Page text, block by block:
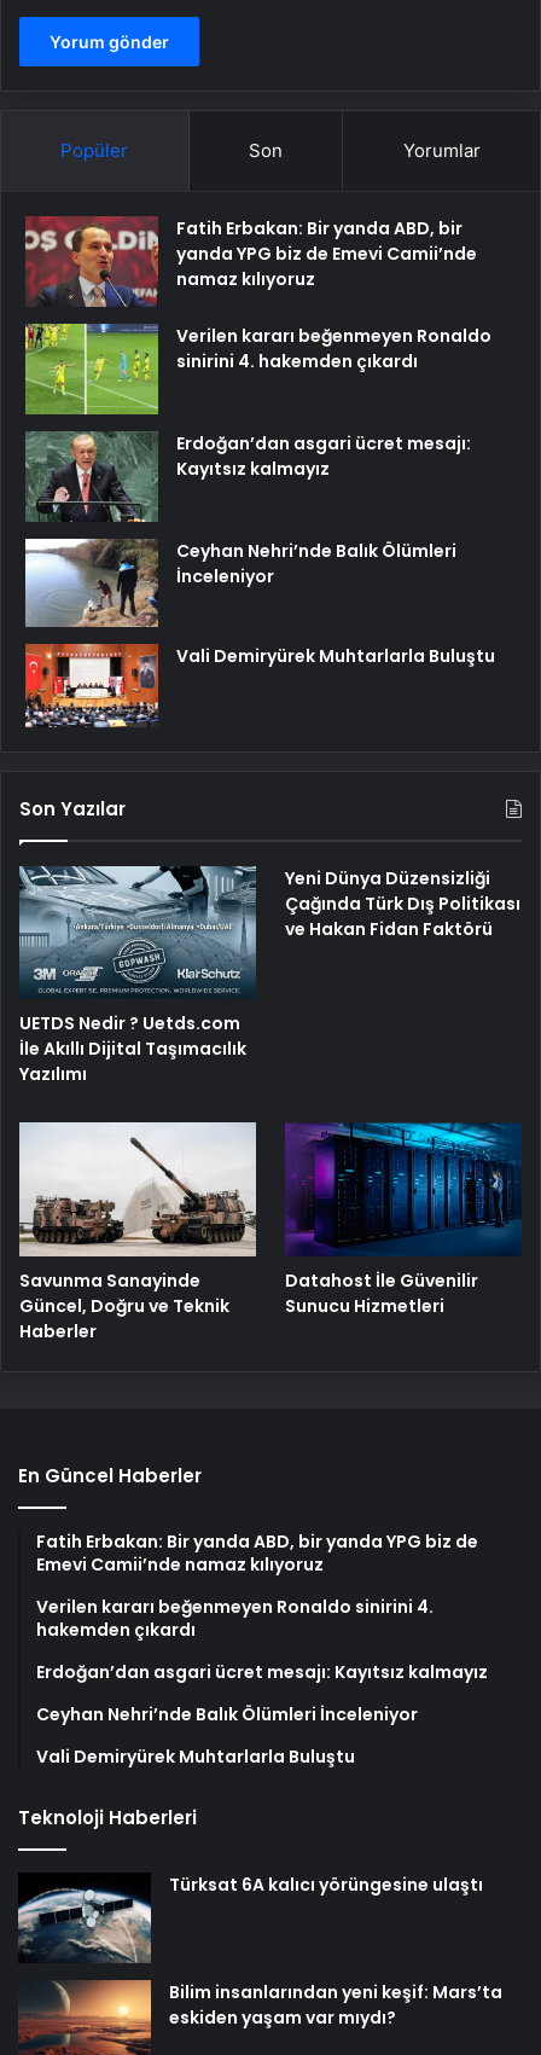
Popüler Son Yorumlar
Fatih Erbakan: Bir yanda ABD, bir
yanda YPG biz de Emevi Camii’nde
namaz kılıyoruz
Verilen kararı beğenmeyen Ronaldo
sinirini 4. hakemden çıkardı
Erdoğan’dan asgari ücret mesajı:
Kayıtsız kalmayız
Ceyhan Nehri’nde Balık Ölümleri
İnceleniyor
Vali Demiryürek Muhtarlarla Buluştu
Son Yazılar
UETDS Nedir ? Uetds.com
İle Akıllı Dijital Taşımacılık
Yazılımı
Yeni Dünya Düzensizliği
Çağında Türk Dış Politikası
ve Hakan Fidan Faktörü
Savunma Sanayinde
Güncel, Doğru ve Teknik
Haberler
Datahost İle Güvenilir
Sunucu Hizmetleri
En Güncel Haberler
Fatih Erbakan: Bir yanda ABD, bir yanda YPG biz de
Emevi Camii’nde namaz kılıyoruz
Verilen kararı beğenmeyen Ronaldo sinirini 4.
hakemden çıkardı
Erdoğan’dan asgari ücret mesajı: Kayıtsız kalmayız
Ceyhan Nehri’nde Balık Ölümleri İnceleniyor
Vali Demiryürek Muhtarlarla Buluştu
Teknoloji Haberleri
Türksat 6A kalıcı yörüngesine ulaştı
Bilim insanlarından yeni keşif: Mars’ta
eskiden yaşam var mıydı?